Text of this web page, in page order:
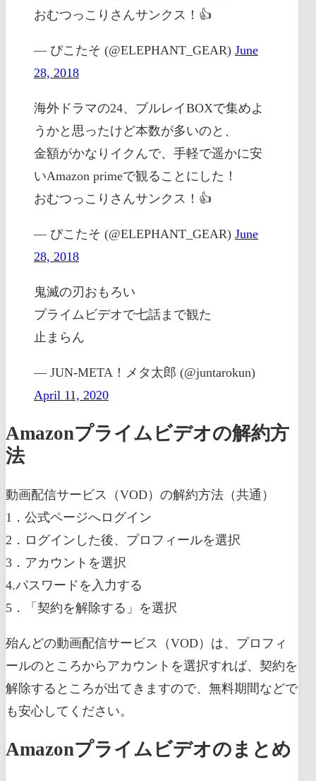
おむつっこりさんサンクス！👍
— ぴこたそ (@ELEPHANT_GEAR) June
28, 2018
海外ドラマの24、ブルレイBOXで集めよ
うかと思ったけど本数が多いのと、
金額がかなりイクんで、手軽で遥かに安
いAmazon primeで観ることにした！
おむつっこりさんサンクス！👍
— ぴこたそ (@ELEPHANT_GEAR) June
28, 2018
鬼滅の刃おもろい
プライムビデオで七話まで観た
止まらん
— JUN-META！メタ太郎 (@juntarokun)
April 11, 2020
Amazonプライムビデオの解約方
法
動画配信サービス（VOD）の解約方法（共通）
1．公式ページへログイン
2．ログインした後、プロフィールを選択
3．アカウントを選択
4.パスワードを入力する
5．「契約を解除する」を選択
殆んどの動画配信サービス（VOD）は、プロフィ
ールのところからアカウントを選択すれば、契約を
解除するところが出てきますので、無料期間などで
も安心してください。
Amazonプライムビデオのまとめ